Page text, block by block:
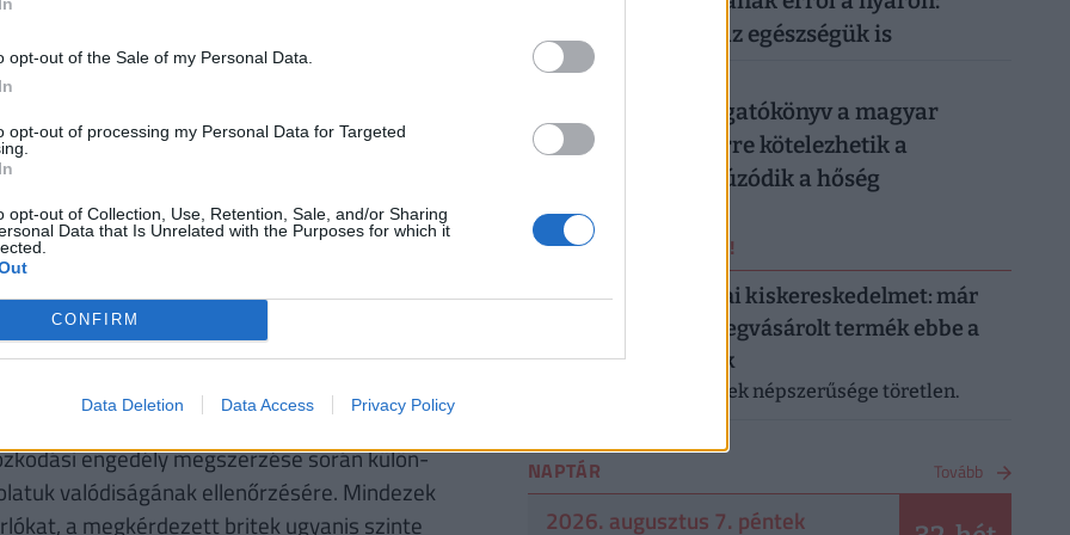
opt-out of the Sale of my Personal Data.
opt-out of processing my Personal Data for Targeted
opt-out of Collection, Use, Retention, Sale, and/or Sharing
Data that Is Unrelated with the Purposes for which it
CONFIRM
Data Deletion Data Access Privacy Policy
számára. Krakkóból Varsóba
a menetjegy pedig elővételben akár 10
és hatékony, a közoktatás és a felsőoktatás
emelkedtek, miközben a munkanélküliségi
3 százalékra csökkent, ami az egyik
vált, mivel a 90 napon túl maradni
távú vízumért kell folyamodniuk, az
is kell tenniük. A 25 éves, manchesteri
engedély megszerzése során külön-
valódiságának ellenőrzésére. Mindezek
a megkérdezett britek ugyanis szinte
könnyen rámehet az egészségük is
Készül a válságforgatókönyv a magyar
munkahelyeken: erre kötelezhetik a
dolgozókat, ha elhúzódik a hőség
ERRŐL NE MARADJ LE!
Letarolták az európai kiskereskedelmet: már
minden második megvásárolt termék ebbe a
kategóriába tartozik
A saját márkás termékek népszerűsége töretlen.
NAPTÁR Tovább
2026. augusztus 7. péntek